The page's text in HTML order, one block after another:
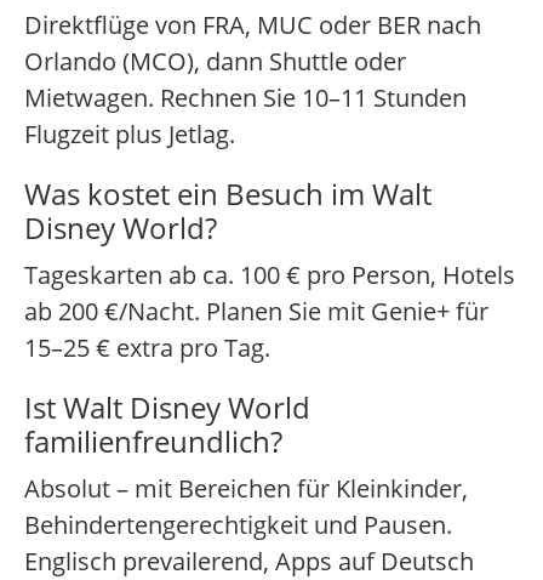
Direktflüge von FRA, MUC oder BER nach
Orlando (MCO), dann Shuttle oder
Mietwagen. Rechnen Sie 10–11 Stunden
Flugzeit plus Jetlag.
Was kostet ein Besuch im Walt
Disney World?
Tageskarten ab ca. 100 € pro Person, Hotels
ab 200 €/Nacht. Planen Sie mit Genie+ für
15–25 € extra pro Tag.
Ist Walt Disney World
familienfreundlich?
Absolut – mit Bereichen für Kleinkinder,
Behindertengerechtigkeit und Pausen.
Englisch prevailerend, Apps auf Deutsch